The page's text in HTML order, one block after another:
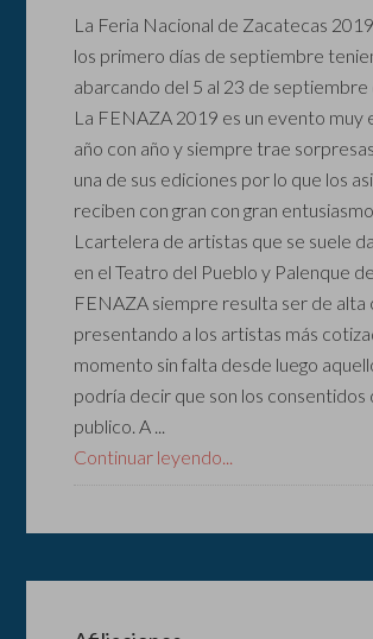
La Feria Nacional de Zacatecas
los primero días de septiembre
abarcando del 5 al 23 de septiembre
La FENAZA 2019 es un evento muy
año con año y siempre trae
una de sus ediciones por lo que los
reciben con gran con gran
Lcartelera de artistas que se suele
en el Teatro del Pueblo y Palenque
FENAZA siempre resulta ser de alta
presentando a los artistas más
momento sin falta desde luego
podría decir que son los consentidos
publico. A ...
Continuar leyendo...